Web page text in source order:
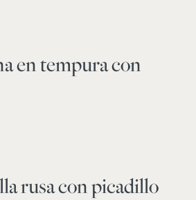
en tempura con
rusa con picadillo